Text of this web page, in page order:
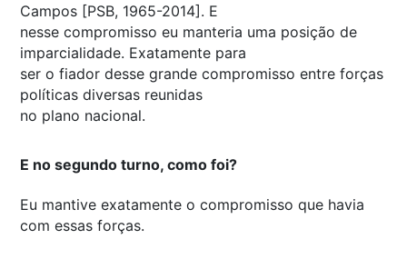
Campos [PSB, 1965-2014]. E
nesse compromisso eu manteria uma posição de
imparcialidade. Exatamente para
ser o fiador desse grande compromisso entre forças
políticas diversas reunidas
no plano nacional.
E no segundo turno, como foi?
Eu mantive exatamente o compromisso que havia
com essas forças.